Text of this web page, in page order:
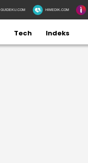
GUIDEKU.COM HIMEDIK.COM
Tech Indeks